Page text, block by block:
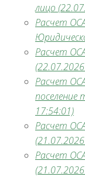
лицо
Расчет
Расчет
Расчет
поселение
17:54:01)
Расчет
Расчет